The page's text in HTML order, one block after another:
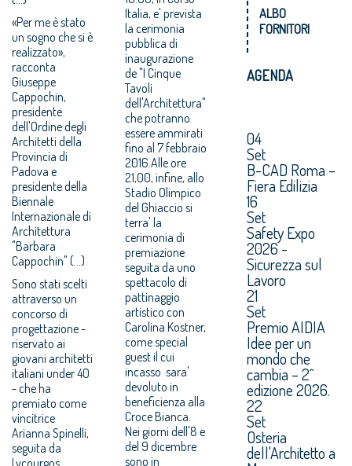
«Per me è stato
un sogno che si è
realizzato»,
racconta
Giuseppe
Cappochin,
presidente
dell'Ordine degli
Architetti della
Provincia di
Padova e
presidente della
Biennale
Internazionale di
Architettura
"Barbara
Cappochin" (...)
Sono stati scelti
attraverso un
concorso di
progettazione -
riservato ai
giovani architetti
italiani under 40
- che ha
premiato come
vincitrice
Arianna Spinelli,
seguita da
Lycourgos
Italia, e' prevista
la cerimonia
pubblica di
inaugurazione
de "I Cinque
Tavoli
dell'Architettura"
che potranno
essere ammirati
fino al 7 febbraio
2016.Alle ore
21,00, infine, allo
Stadio Olimpico
del Ghiaccio si
terra' la
cerimonia di
premiazione
seguita da uno
spettacolo di
pattinaggio
artistico con
Carolina Kostner,
come special
guest il cui
incasso sara'
devoluto in
beneficienza alla
Croce Bianca.
Nei giorni dell'8 e
del 9 dicembre
sono in
ALBO
FORNITORI
AGENDA
04
Set
B-CAD Roma –
Fiera Edilizia
16
Set
Safety Expo
2026 -
Sicurezza sul
Lavoro
21
Set
Premio AIDIA
Idee per un
mondo che
cambia – 2^
edizione 2026.
22
Set
Osteria
dell'Architetto a